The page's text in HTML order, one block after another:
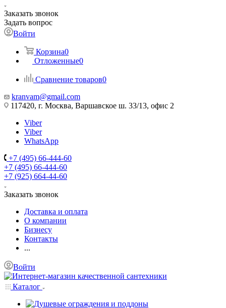
Заказать звонок
Задать вопрос
Войти
Корзина0
Отложенные0
Сравнение товаров0
kranvam@gmail.com
117420, г. Москва, Варшавское ш. 33/13, офис 2
Viber
Viber
WhatsApp
+7 (495) 66-444-60
+7 (495) 66-444-60
+7 (925) 664-44-60
Заказать звонок
Доставка и оплата
О компании
Бизнесу
Контакты
...
Войти
Каталог